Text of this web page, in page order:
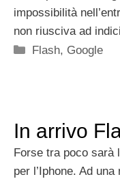
impossibilità
non riusciva ad
Categorie
Flash, Google
In arrivo
Forse tra poco sarà
per l’Iphone. Ad